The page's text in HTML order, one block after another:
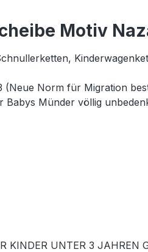
Motiv
Norm für Migration
Münder völlig
KINDER UNTER 3 JAHREN